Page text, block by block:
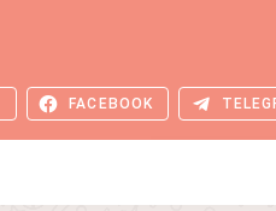
FACEBOOK